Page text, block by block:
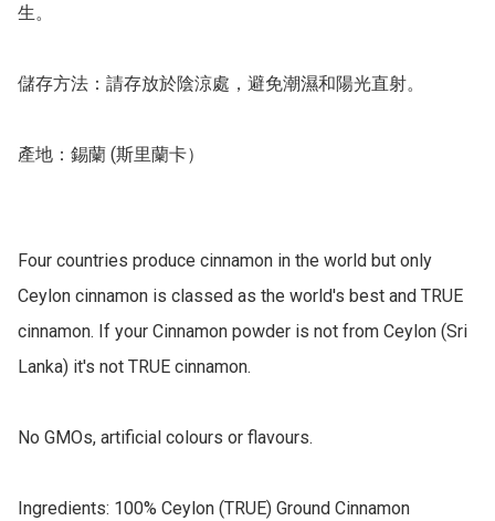
生。
儲存方法：請存放於陰涼處，避免潮濕和陽光直射。
產地：錫蘭 (斯里蘭卡）
Four countries produce cinnamon in the world but only
Ceylon cinnamon is classed as the world's best and TRUE
cinnamon. If your Cinnamon powder is not from Ceylon (Sri
Lanka) it's not TRUE cinnamon.
No GMOs, artificial colours or flavours.
Ingredients: 100% Ceylon (TRUE) Ground Cinnamon